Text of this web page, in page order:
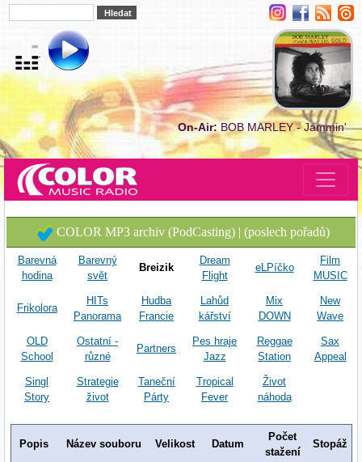
On-Air:BOB MARLEY - Jammin'
COLOR MP3 archiv (PodCasting) | (poslech pořadů)
Barevná
hodina
Barevný
svět
Breizik
Dream
Flight
eLPíčko
Film
MUSIC
Frikolora
HITs
Panorama
Hudba
Francie
Lahůd
kářství
Mix
DOWN
New
Wave
OLD
School
Ostatní -
různé
Partners
Pes hraje
Jazz
Reggae
Station
Sax
Appeal
Singl
Story
Strategie
život
Taneční
Párty
Tropical
Fever
Život
náhoda
Popis Název souboru Velikost Datum
Počet
stažení
Stopáž